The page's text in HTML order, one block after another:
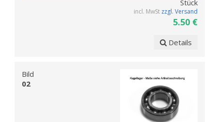
Stück
incl. MwSt zzgl. Versand
5.50 €
Details
Bild
02